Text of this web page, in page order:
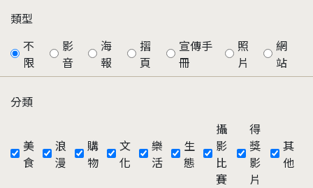
類型
不
限
影
音
海
報
摺
頁
宣傳手
冊
照
片
網
站
分類
美
食
浪
漫
購
物
文
化
樂
活
生
態
攝
影
比
賽
得
獎
影
片
其
他